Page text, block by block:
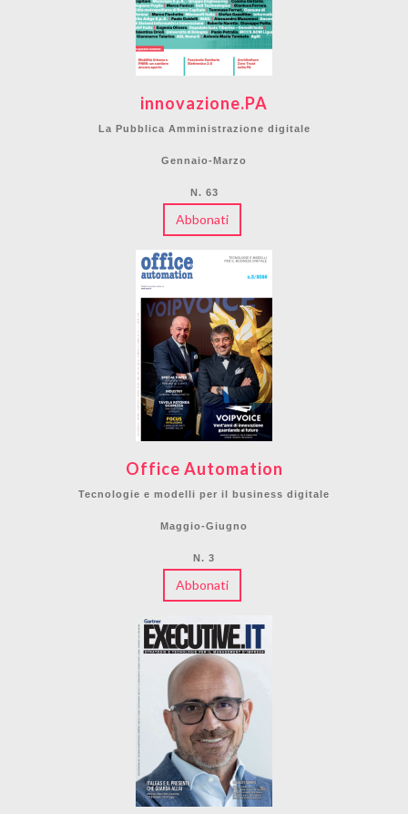
innovazione.PA
La Pubblica Amministrazione digitale
Gennaio-Marzo
N. 63
Abbonati
Office Automation
Tecnologie e modelli per il business digitale
Maggio-Giugno
N. 3
Abbonati